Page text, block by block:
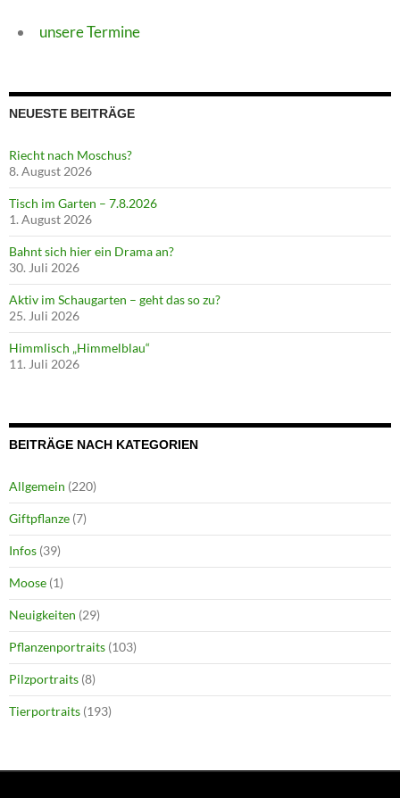
unsere Termine
NEUESTE BEITRÄGE
Riecht nach Moschus?
8. August 2026
Tisch im Garten – 7.8.2026
1. August 2026
Bahnt sich hier ein Drama an?
30. Juli 2026
Aktiv im Schaugarten – geht das so zu?
25. Juli 2026
Himmlisch „Himmelblau“
11. Juli 2026
BEITRÄGE NACH KATEGORIEN
Allgemein (220)
Giftpflanze (7)
Infos (39)
Moose (1)
Neuigkeiten (29)
Pflanzenportraits (103)
Pilzportraits (8)
Tierportraits (193)